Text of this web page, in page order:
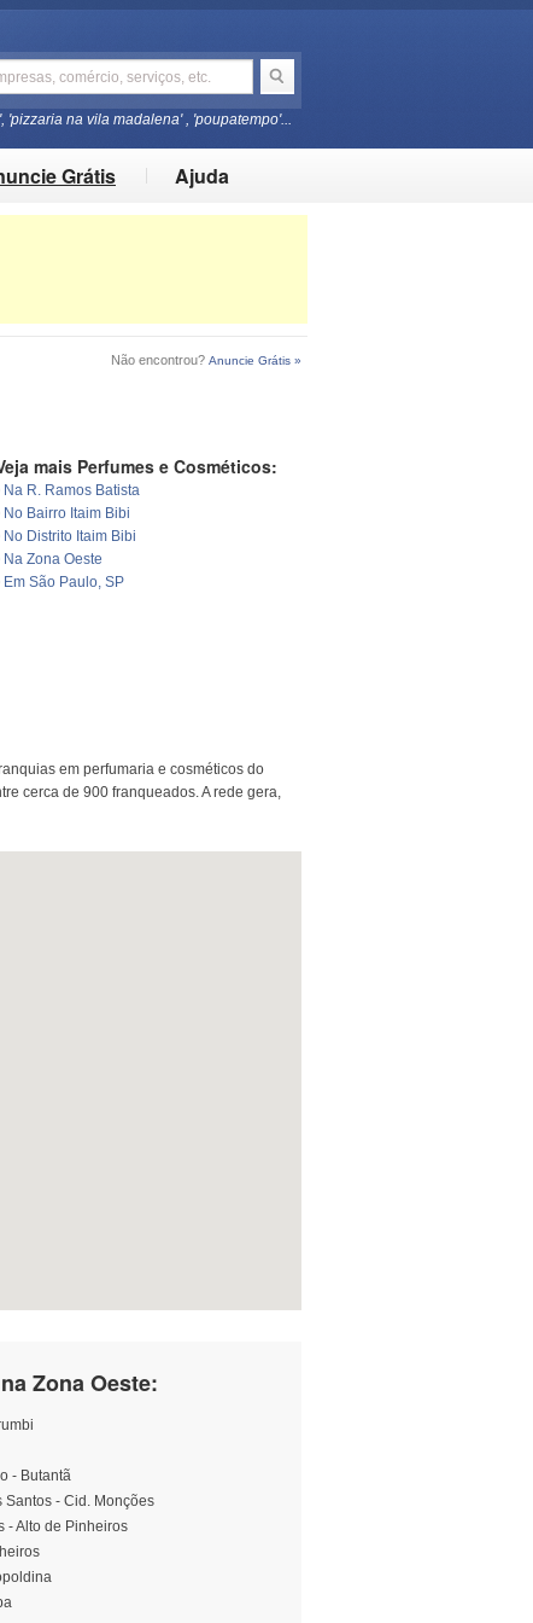
'pizzaria na vila madalena' , 'poupatempo'...
Grátis Ajuda
Não encontrou? Anuncie Grátis »
mais Perfumes e Cosméticos:
Na R. Ramos Batista
No Bairro Itaim Bibi
No Distrito Itaim Bibi
Na Zona Oeste
Em São Paulo, SP
em perfumaria e cosméticos do
cerca de 900 franqueados. A rede gera,
Zona Oeste:
- Butantã
Santos - Cid. Monções
- Alto de Pinheiros